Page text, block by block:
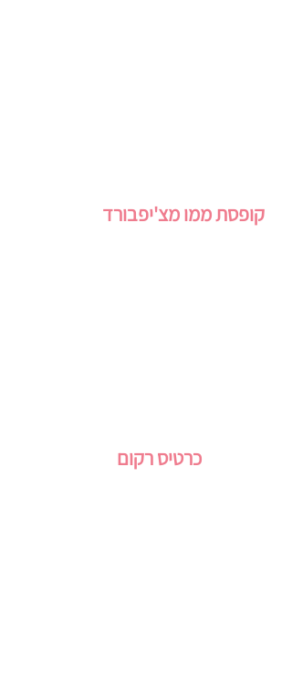
קופסת ממו מצ'יפבורד
כרטיס רקום